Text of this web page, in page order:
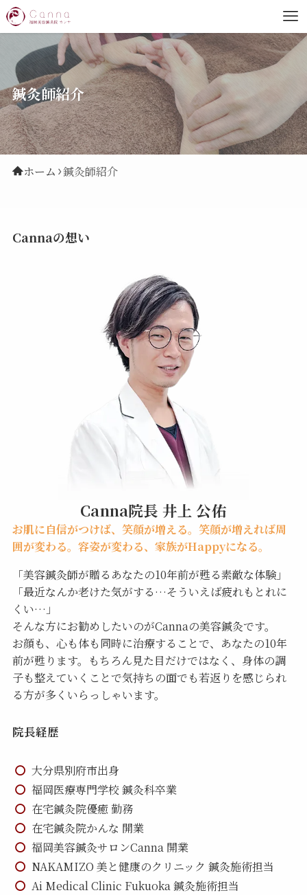
鍼灸師紹介
ホーム 鍼灸師紹介
Cannaの想い
Canna院長 井上 公佑
お肌に自信がつけば、笑顔が増える。笑顔が増えれば周
囲が変わる。容姿が変わる、家族がHappyになる。
「美容鍼灸師が贈るあなたの10年前が甦る素敵な体験」
「最近なんか老けた気がする…そういえば疲れもとれに
くい…」
そんな方にお勧めしたいのがCannaの美容鍼灸です。
お顔も、心も体も同時に治療することで、あなたの10年
前が甦ります。もちろん見た目だけではなく、身体の調
子も整えていくことで気持ちの面でも若返りを感じられ
る方が多くいらっしゃいます。
院長経歴
大分県別府市出身
福岡医療専門学校 鍼灸科卒業
在宅鍼灸院優癒 勤務
在宅鍼灸院かんな 開業
福岡美容鍼灸サロンCanna 開業
NAKAMIZO 美と健康のクリニック 鍼灸施術担当
Ai Medical Clinic Fukuoka 鍼灸施術担当